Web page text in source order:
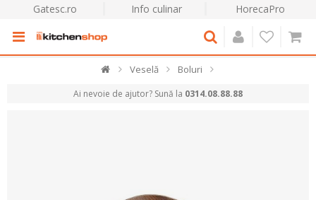
Gatesc.ro Info culinar HorecaPro
Veselă Boluri
Ai nevoie de ajutor? Sună la 0314.08.88.88